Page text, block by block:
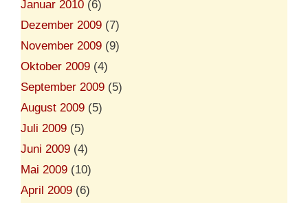
Januar 2010 (6)
Dezember 2009 (7)
November 2009 (9)
Oktober 2009 (4)
September 2009 (5)
August 2009 (5)
Juli 2009 (5)
Juni 2009 (4)
Mai 2009 (10)
April 2009 (6)